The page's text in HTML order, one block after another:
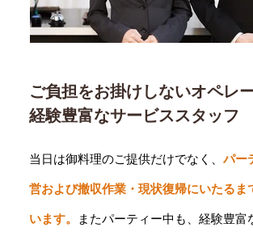
ご負担をお掛けしないオペレ
経験豊富なサービススタッフ
当日は御料理のご提供だけでなく、パー
営および撤収作業・現状復帰にいたるま
います。 またパーティー中も、経験豊富